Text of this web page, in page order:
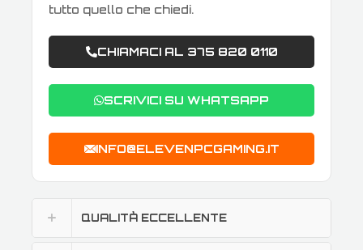
tutto quello che chiedi.
CHIAMACI AL 375 820 0110
SCRIVICI SU WHATSAPP
INFO@ELEVENPCGAMING.IT
QUALITÀ ECCELLENTE